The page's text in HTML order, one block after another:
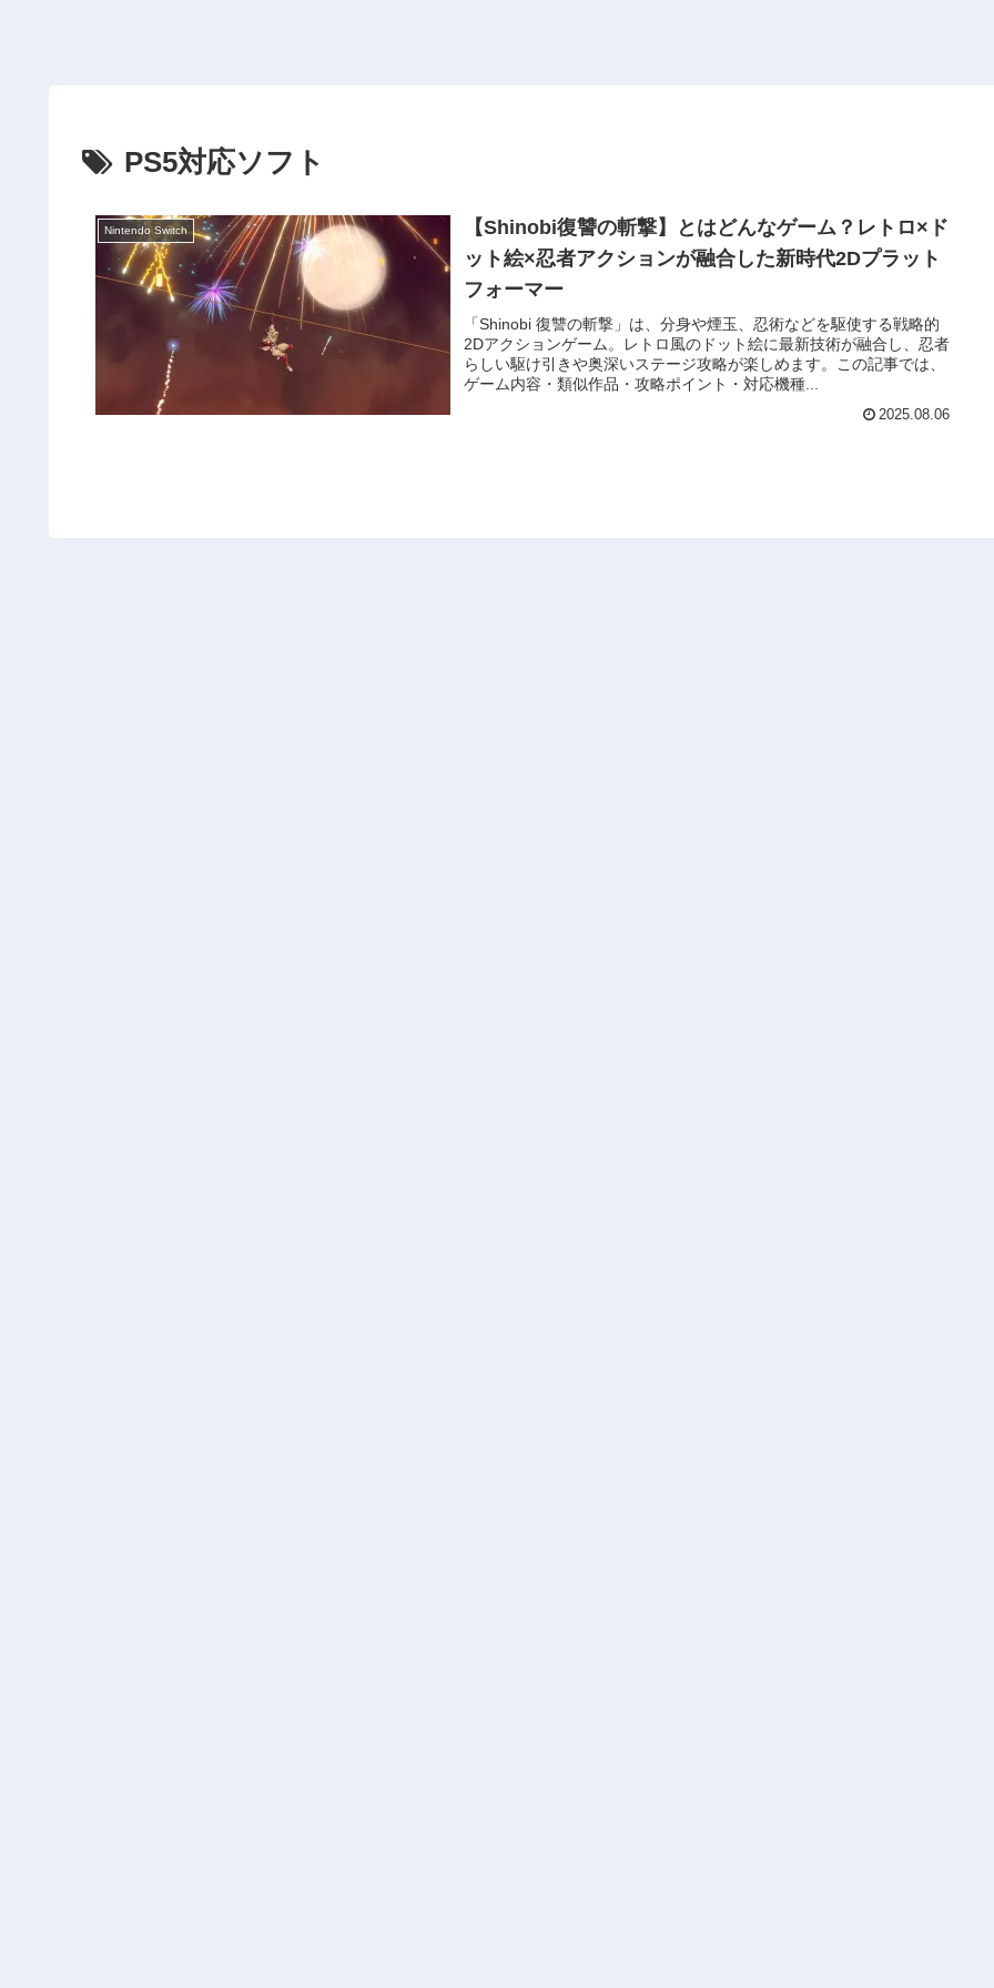
PS5対応ソフト
Nintendo Switch
【Shinobi復讐の斬撃】とはどんなゲーム？レトロ×ド
ット絵×忍者アクションが融合した新時代2Dプラット
フォーマー
「Shinobi 復讐の斬撃」は、分身や煙玉、忍術などを駆使する戦略的
2Dアクションゲーム。レトロ風のドット絵に最新技術が融合し、忍者
らしい駆け引きや奥深いステージ攻略が楽しめます。この記事では、
ゲーム内容・類似作品・攻略ポイント・対応機種...
2025.08.06